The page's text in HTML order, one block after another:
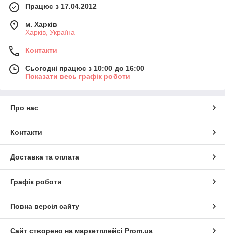
Працює з 17.04.2012
м. Харків
Харків, Україна
Контакти
Сьогодні працює з 10:00 до 16:00
Показати весь графік роботи
Про нас
Контакти
Доставка та оплата
Графік роботи
Повна версія сайту
Сайт створено на маркетплейсі Prom.ua